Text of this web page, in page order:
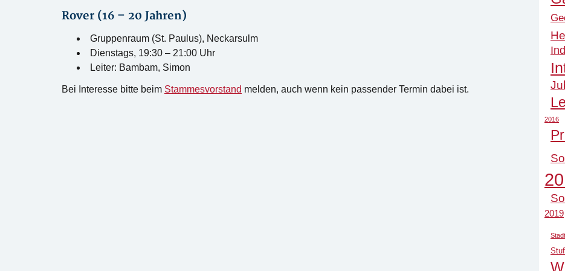
Rover (16 – 20 Jahren)
Gruppenraum (St. Paulus), Neckarsulm
Dienstags, 19:30 – 21:00 Uhr
Leiter: Bambam, Simon
Bei Interesse bitte beim Stammesvorstand melden, auch wenn kein passender Termin dabei ist.
2016
2019